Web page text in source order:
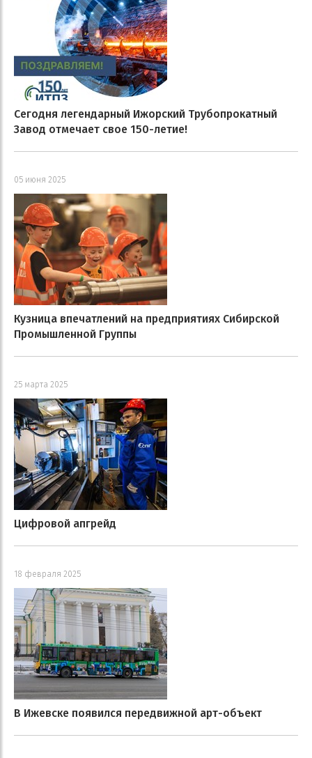
Сегодня легендарный Ижорский Трубопрокатный
Завод отмечает свое 150-летие!
05 июня 2025
Кузница впечатлений на предприятиях Сибирской
Промышленной Группы
25 марта 2025
Цифровой апгрейд
18 февраля 2025
В Ижевске появился передвижной арт-объект